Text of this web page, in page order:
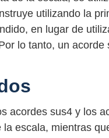
utilizando la
en lugar de
lo tanto, un acorde
acordes sus4 y los
escala, mientras